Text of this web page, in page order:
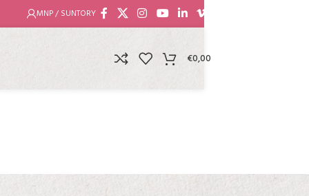
MNP / SUNTORY
€0,00